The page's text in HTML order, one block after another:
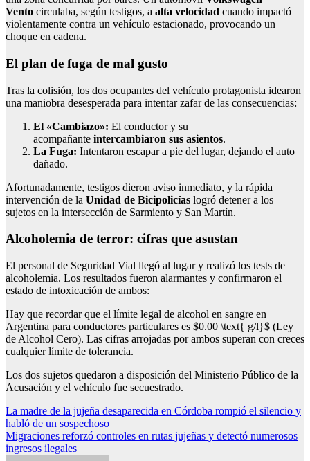
Vento circulaba, según testigos, a alta velocidad cuando impactó
violentamente contra un vehículo estacionado, provocando un
choque en cadena.
El plan de fuga de mal gusto
Tras la colisión, los dos ocupantes del vehículo protagonista idearon
una maniobra desesperada para intentar zafar de las consecuencias:
El «Cambiazo»: El conductor y su
acompañante intercambiaron sus asientos.
La Fuga: Intentaron escapar a pie del lugar, dejando el auto
dañado.
Afortunadamente, testigos dieron aviso inmediato, y la rápida
intervención de la Unidad de Bicipolicías logró detener a los
sujetos en la intersección de Sarmiento y San Martín.
Alcoholemia de terror: cifras que asustan
El personal de Seguridad Vial llegó al lugar y realizó los tests de
alcoholemia. Los resultados fueron alarmantes y confirmaron el
estado de intoxicación de ambos:
Hay que recordar que el límite legal de alcohol en sangre en
Argentina para conductores particulares es $0.00 \text{ g/l}$ (Ley
de Alcohol Cero). Las cifras arrojadas por ambos superan con creces
cualquier límite de tolerancia.
Los dos sujetos quedaron a disposición del Ministerio Público de la
Acusación y el vehículo fue secuestrado.
Navegación
de
entradas
La madre de la jujeña desaparecida en Córdoba rompió el silencio y
habló de un sospechoso
Migraciones reforzó controles en rutas jujeñas y detectó numerosos
ingresos ilegales